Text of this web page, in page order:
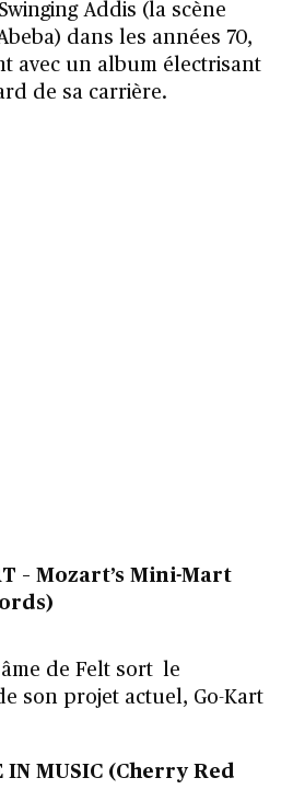
Addis (la scène
dans les années 70,
avec un album électrisant
de sa carrière.
– Mozart’s Mini-Mart
de Felt sort le
son projet actuel, Go-Kart
IN MUSIC (Cherry Red